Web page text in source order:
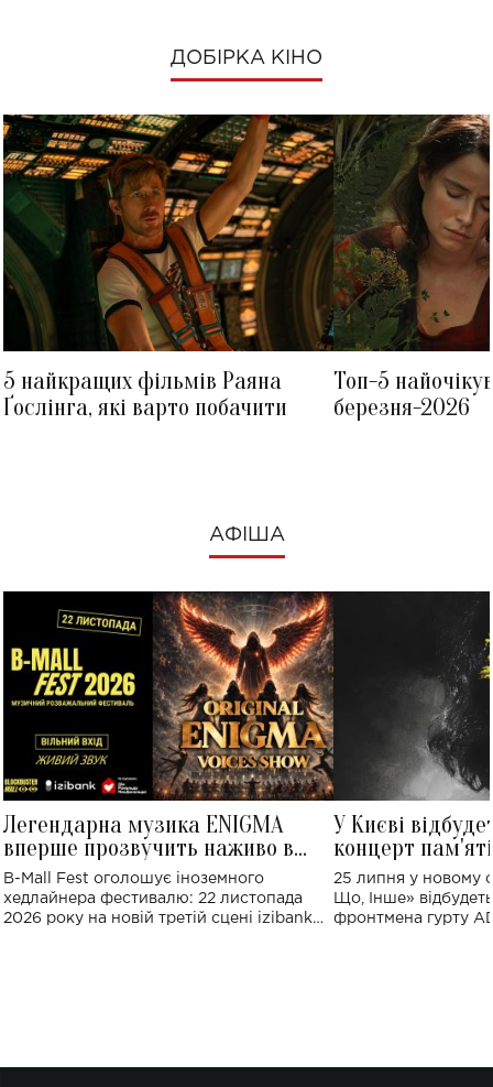
ДОБІРКА КІНО
5 найкращих фільмів Раяна
Ґослінга, які варто побачити
Топ-5
березня-2026
АФІША
Легендарна музика ENIGMA
вперше прозвучить наживо в
Україні: де відбудеться концерт
B-Mall Fest оголошує іноземного
хедлайнера фестивалю: 22 листопада
2026 року на новій третій сцені izibank
У Києві
концерт
Клименка:
виконають
25 липня у новому
Що, Інше»
фронтмена гурту